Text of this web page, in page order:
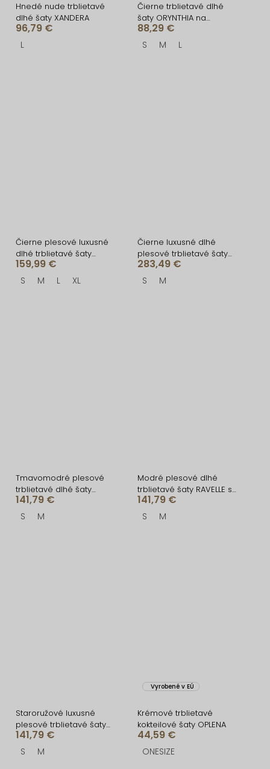
Hnedé nude trblietavé
dlhé šaty XANDERA
96,79 €
L
Čierne trblietavé dlhé
šaty ORYNTHIA na
ramienka
88,29 €
S M L
Čierne plesové luxusné
dlhé trblietavé šaty
GALDYNE s rázporkom
159,99 €
S M L XL
Čierne luxusné dlhé
plesové trblietavé šaty
ISOLANE
283,49 €
S M
Tmavomodré plesové
trblietavé dlhé šaty
RAVELLE s rázporkom
141,79 €
S M
Modré plesové dlhé
trblietavé šaty RAVELLE s
rázporkom
141,79 €
S M
Staroružové luxusné
plesové trblietavé šaty
RAVELLE s rázporkom
141,79 €
S M
Vyrobené v EÚ
Krémové trblietavé
kokteilové šaty OPLENA
44,59 €
ONESIZE